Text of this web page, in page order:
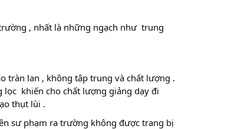
, nhất là những ngạch như trung
tràn lan , không tập trung và chất lượng .
lọc khiến cho chất lượng giảng dạy đi
thụt lùi .
sư phạm ra trường không được trang bị